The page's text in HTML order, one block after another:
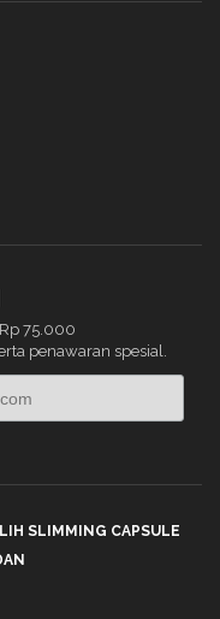
Rp 75.000
penawaran spesial.
SLIMMING CAPSULE